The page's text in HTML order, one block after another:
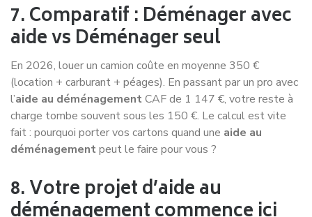
7. Comparatif : Déménager avec
aide vs Déménager seul
En 2026, louer un camion coûte en moyenne 350 €
(location + carburant + péages). En passant par un pro avec
l’aide au déménagementCAF de 1 147 €, votre reste à
charge tombe souvent sous les 150 €. Le calcul est vite
fait : pourquoi porter vos cartons quand une aide au
déménagementpeut le faire pour vous ?
8. Votre projet d’aide au